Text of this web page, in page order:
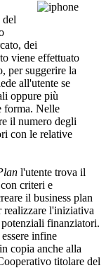
del
dei
viene effettuato
per suggerire la
all'utente se
oppure più
forma. Nelle
il numero degli
con le relative
l'utente trova il
criteri e
il business plan
realizzare l'iniziativa
finanziatori.
infine
copia anche alla
titolare del